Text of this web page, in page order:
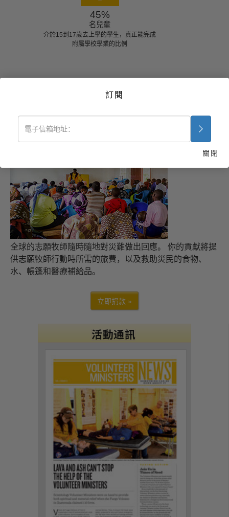
45%
名兒童
介於15到17歲去上學的學生，真正能完成
附屬學校學業的比例
全球的志願牧師隨時隨地對災難做出回應。 你的貢獻將提
供志願牧師行動時所需的旅費，以及救助災民的食物、
水、帳篷和醫療補給品。
立即捐款 »
活動通訊
訂閱
關閉